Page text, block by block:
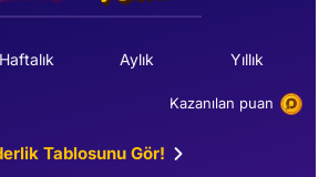
Haftalık Aylık Yıllık
Kazanılan puan
Tablosunu Gör!